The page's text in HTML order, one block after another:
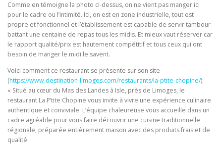
Comme en témoigne la photo ci-dessus, on ne vient pas manger ici
pour le cadre ou l’intimité. Ici, on est en zone industrielle, tout est
propre et fonctionnel et l’établissement est capable de servir tambour
battant une centaine de repas tous les midis. Et mieux vaut réserver car
le rapport qualité/prix est hautement compétitif et tous ceux qui ont
besoin de manger le midi le savent.
Voici comment ce restaurant se présente sur son site
(https://www.destination-limoges.com/restaurants/la-ptite-chopine/):
« Situé au cœur du Mas des Landes à Isle, près de Limoges, le
restaurant La P’tite Chopine vous invite à vivre une expérience culinaire
authentique et conviviale. L’équipe chaleureuse vous accueille dans un
cadre agréable pour vous faire découvrir une cuisine traditionnelle
régionale, préparée entièrement maison avec des produits frais et de
qualité.